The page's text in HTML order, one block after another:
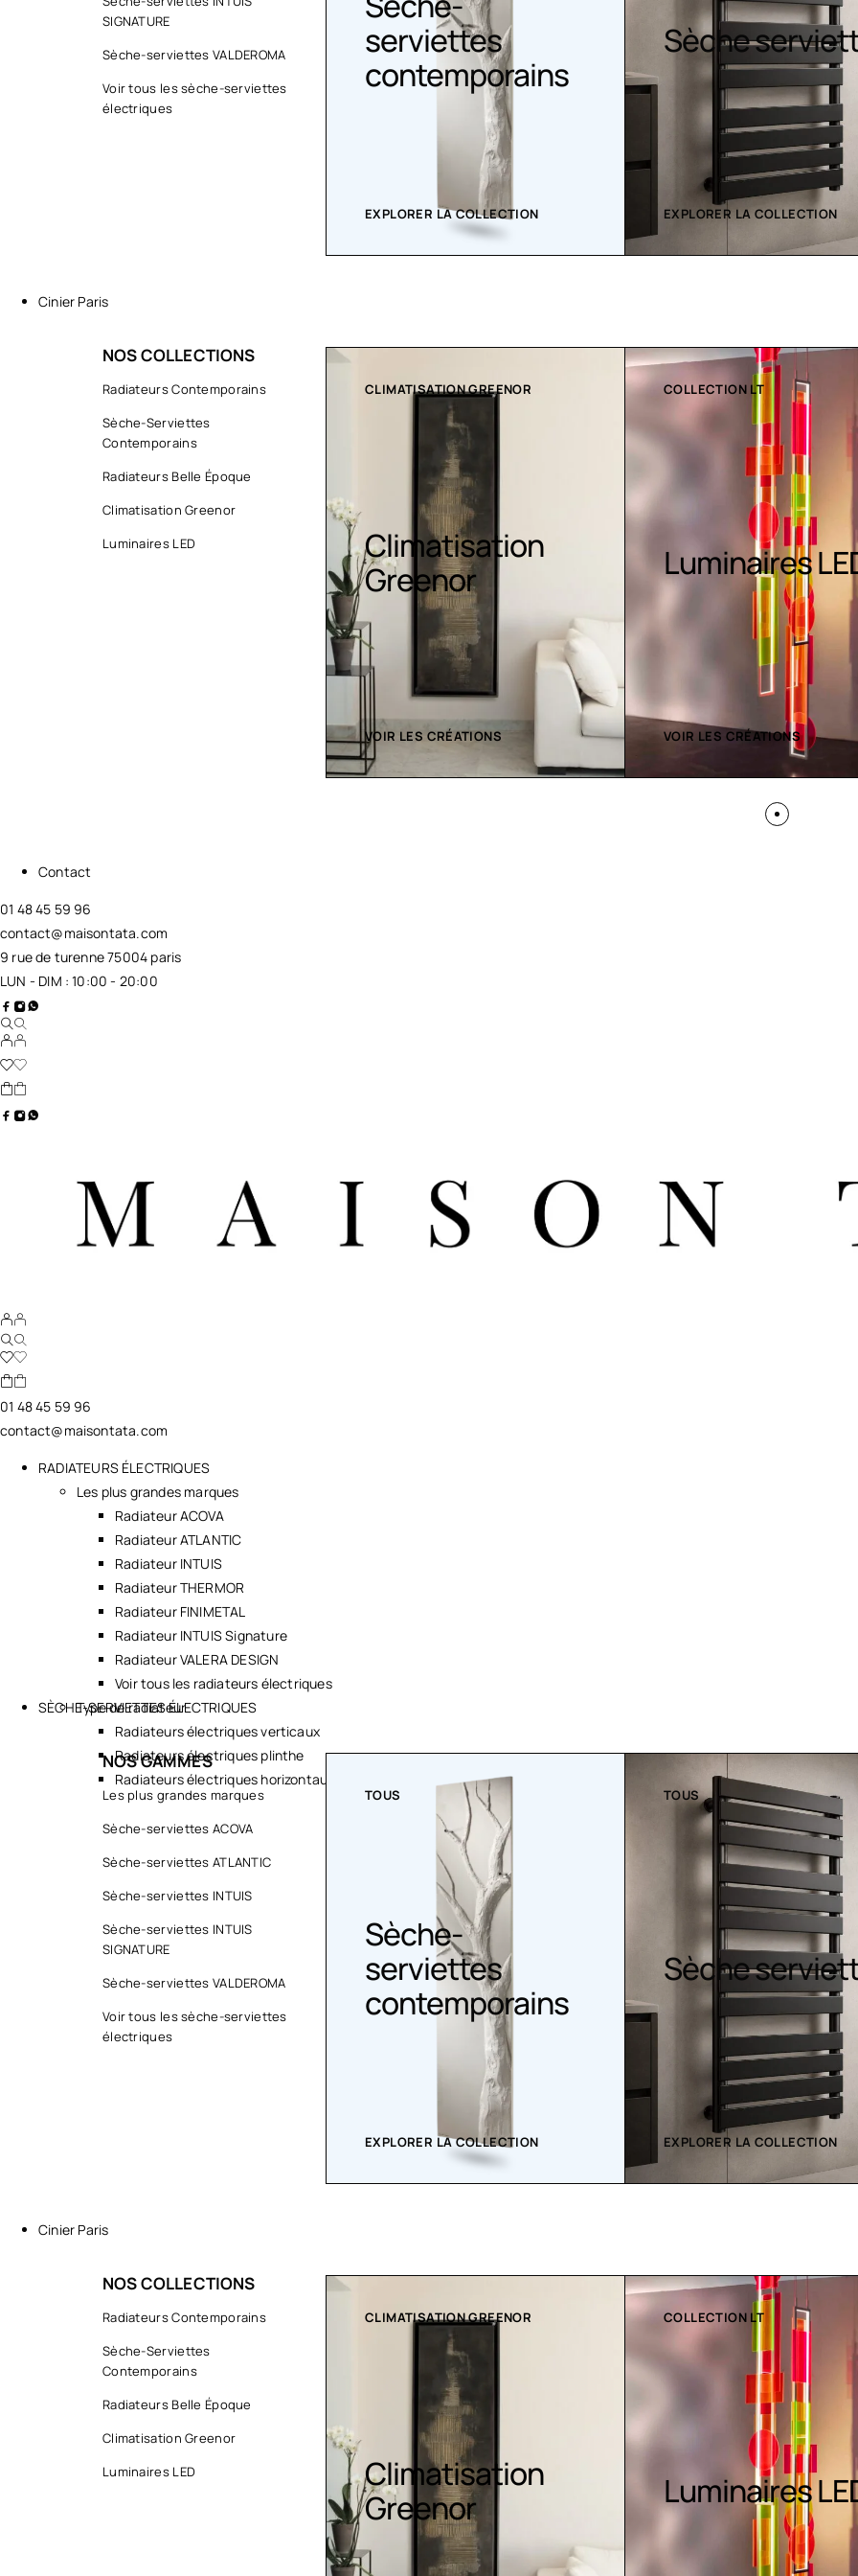
SIGNATURE
Sèche-serviettes VALDEROMA
Voir tous les sèche-serviettes
électriques
Design colorés
serviettes
contemporains
EXPLORER LA COLLECTION
Sèche
EXPLORER LA COLLECTION
Cinier Paris
NOS COLLECTIONS
Radiateurs Contemporains
Sèche-Serviettes
Contemporains
Radiateurs Belle Époque
Climatisation Greenor
Luminaires LED
CLIMATISATION GREENOR
Climatisation
COLLECTION LT
Luminaires LED
VOIR LES CRÉATIONS
RADIATEURS
Radiateurs
ACHETEZ MAINTENANT
Contact
01 48 45 59 96
contact@maisontata.com
9 rue de turenne 75004 paris
LUN - DIM : 10:00 - 20:00
01 48 45 59 96
contact@maisontata.com
RADIATEURS ÉLECTRIQUES
Les plus grandes marques
Radiateur ACOVA
Radiateur ATLANTIC
Radiateur INTUIS
Radiateur THERMOR
Radiateur FINIMETAL
Radiateur INTUIS Signature
Radiateur VALERA DESIGN
Voir tous les radiateurs électriques
Type de radiateur
Radiateurs électriques verticaux
Radiateurs électriques plinthe
Radiateurs électriques horizontaux
SÈCHE-SERVIETTES ÉLECTRIQUES
NOS GAMMES
Les plus grandes marques
Sèche-serviettes ACOVA
Sèche-serviettes ATLANTIC
Sèche-serviettes INTUIS
Sèche-serviettes INTUIS
SIGNATURE
Sèche-serviettes VALDEROMA
Voir tous les sèche-serviettes
électriques
Design colorés
TOUS
Sèche-
serviettes
contemporains
EXPLORER LA COLLECTION
TOUS
Sèche
EXPLORER LA COLLECTION
Cinier Paris
NOS COLLECTIONS
Radiateurs Contemporains
Sèche-Serviettes
Contemporains
Radiateurs Belle Époque
Climatisation Greenor
Luminaires LED
CLIMATISATION GREENOR
Climatisation
COLLECTION LT
Luminaires LED
RADIATEURS
Radiateurs